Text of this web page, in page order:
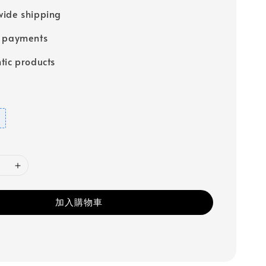
shipping
payments
products
加入購物車